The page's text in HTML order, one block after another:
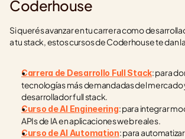
Coderhouse
Si querés avanzar en tu carrera como
a tu stack, estos cursos de Coderhouse te dan
Carrera de Desarrollo Full Stack: para
tecnologías más demandadas del mercado
desarrollador full stack.
Curso de AI Engineering: para integrar
APIs de IA en aplicaciones web reales.
Curso de AI Automation: para